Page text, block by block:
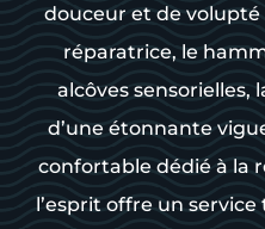
douceur et de volupté
réparatrice, le
alcôves sensorielles,
d’une étonnante
confortable dédié à la
l’esprit offre un